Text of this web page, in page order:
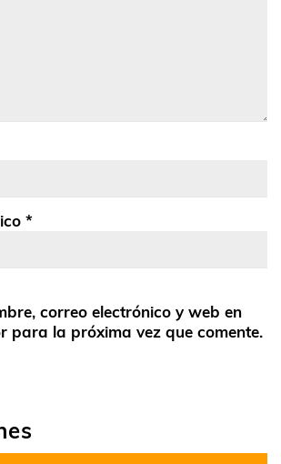
*
correo electrónico y web en
para la próxima vez que comente.